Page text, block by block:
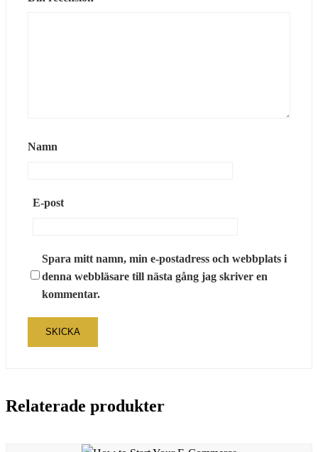
Namn
E-post
Spara mitt namn, min e-postadress och webbplats i
denna webbläsare till nästa gång jag skriver en
kommentar.
Relaterade produkter